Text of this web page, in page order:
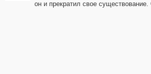
он и прекратил свое